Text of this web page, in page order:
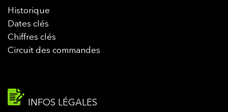
Historique
Dates clés
Chiffres clés
Circuit des commandes
INFOS LÉGALES